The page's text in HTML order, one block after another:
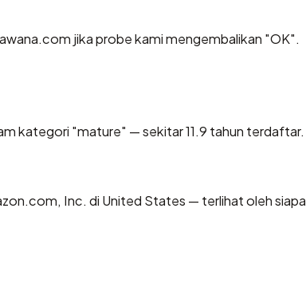
jika probe kami mengembalikan "OK".
kategori "mature" — sekitar 11.9 tahun terdaftar.
Inc. di United States — terlihat oleh siapa